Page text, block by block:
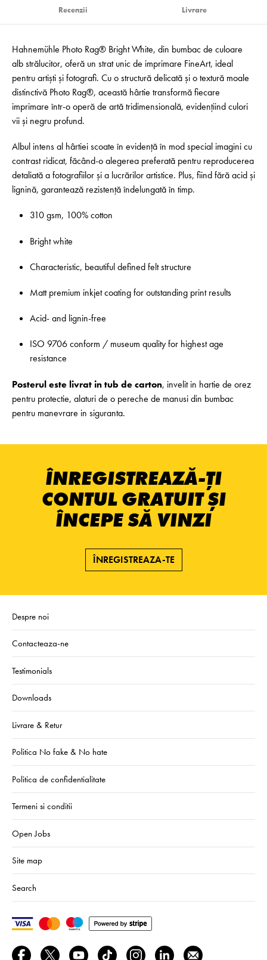
Recenzii Livrare
Hahnemühle Photo Rag® Bright White, din bumbac de culoare
alb strălucitor, oferă un strat unic de imprimare FineArt, ideal
pentru artiști și fotografi. Cu o structură delicată și o textură moale
distinctivă Photo Rag®, această hârtie transformă fiecare
imprimare într-o operă de artă tridimensională, evidențiind culori
vii și negru profund.
Albul intens al hârtiei scoate în evidență în mod special imagini cu
contrast ridicat, făcând-o alegerea preferată pentru reproducerea
detaliată a fotografiilor și a lucrărilor artistice. Plus, fiind fără acid și
lignină, garantează rezistență îndelungată în timp.
310 gsm, 100% cotton
Bright white
Characteristic, beautiful defined felt structure
Matt premium inkjet coating for outstanding print results
Acid- and lignin-free
ISO 9706 conform / museum quality for highest age
resistance
Posterul este livrat in tub de carton, invelit in hartie de orez
pentru protectie, alaturi de o pereche de manusi din bumbac
pentru manevrare in siguranta.
ÎNREGISTREAZĂ-ȚI
CONTUL GRATUIT ȘI
ÎNCEPE SĂ VINZI
ÎNREGISTREAZA-TE
Despre noi
Contacteaza-ne
Testimonials
Downloads
Livrare & Retur
Politica No fake & No hate
Politica de confidentialitate
Termeni si conditii
Open Jobs
Site map
Search